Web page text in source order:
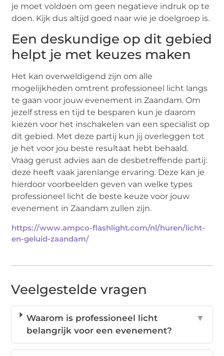
je moet voldoen om geen negatieve indruk op te
doen. Kijk dus altijd goed naar wie je doelgroep is.
Een deskundige op dit gebied
helpt je met keuzes maken
Het kan overweldigend zijn om alle
mogelijkheden omtrent professioneel licht langs
te gaan voor jouw evenement in Zaandam. Om
jezelf stress en tijd te besparen kun je daarom
kiezen voor het inschakelen van een specialist op
dit gebied. Met deze partij kun jij overleggen tot
je het voor jou beste resultaat hebt behaald.
Vraag gerust advies aan de desbetreffende partij:
deze heeft vaak jarenlange ervaring. Deze kan je
hierdoor voorbeelden geven van welke types
professioneel licht de beste keuze voor jouw
evenement in Zaandam zullen zijn.
https://www.ampco-flashlight.com/nl/huren/licht-
en-geluid-zaandam/
Veelgestelde vragen
Waarom is professioneel licht
belangrijk voor een evenement?
▼